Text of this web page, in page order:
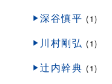
深谷慎平 (1)
川村剛弘 (1)
辻内幹典 (1)